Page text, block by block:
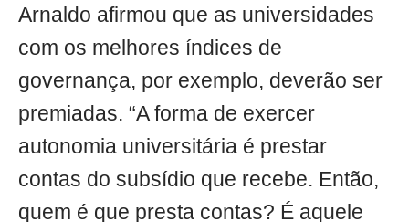
Arnaldo afirmou que as universidades
com os melhores índices de
governança, por exemplo, deverão ser
premiadas. “A forma de exercer
autonomia universitária é prestar
contas do subsídio que recebe. Então,
quem é que presta contas? É aquele